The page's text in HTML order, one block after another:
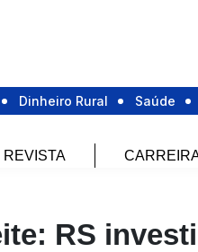
Dinheiro Rural Saúde
REVISTA
RS